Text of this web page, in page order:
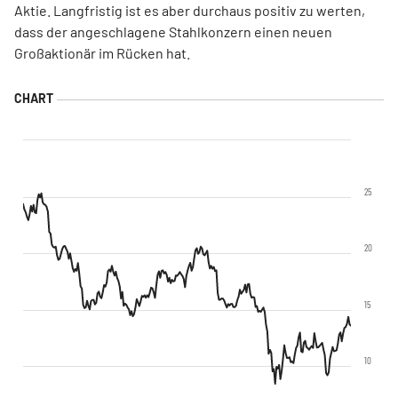
Aktie. Langfristig ist es aber durchaus positiv zu werten,
dass der angeschlagene Stahlkonzern einen neuen
Großaktionär im Rücken hat.
10
15
20
25